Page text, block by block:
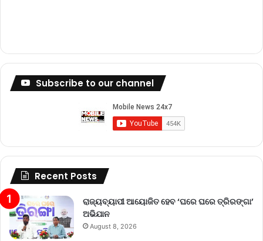
Subscribe to our channel
Recent Posts
ରାଜ୍ୟବ୍ୟାପୀ ଆୟୋଜିତ ହେବ ‘ଘରେ ଘରେ ତ୍ରିରଙ୍ଗା’
ଅଭିଯାନ
August 8, 2026